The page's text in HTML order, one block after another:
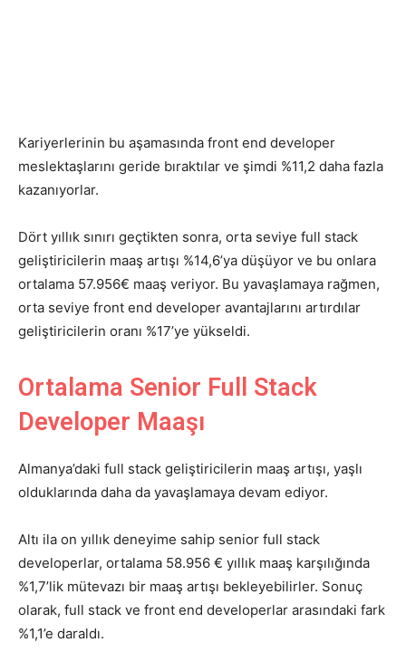
Kariyerlerinin bu aşamasında front end developer
meslektaşlarını geride bıraktılar ve şimdi %11,2 daha fazla
kazanıyorlar.
Dört yıllık sınırı geçtikten sonra, orta seviye full stack
geliştiricilerin maaş artışı %14,6’ya düşüyor ve bu onlara
ortalama 57.956€ maaş veriyor. Bu yavaşlamaya rağmen,
orta seviye front end developer avantajlarını artırdılar
geliştiricilerin oranı %17’ye yükseldi.
Ortalama Senior Full Stack
Developer Maaşı
Almanya’daki full stack geliştiricilerin maaş artışı, yaşlı
olduklarında daha da yavaşlamaya devam ediyor.
Altı ila on yıllık deneyime sahip senior full stack
developerlar, ortalama 58.956 € yıllık maaş karşılığında
%1,7’lik mütevazı bir maaş artışı bekleyebilirler. Sonuç
olarak, full stack ve front end developerlar arasındaki fark
%1,1’e daraldı.